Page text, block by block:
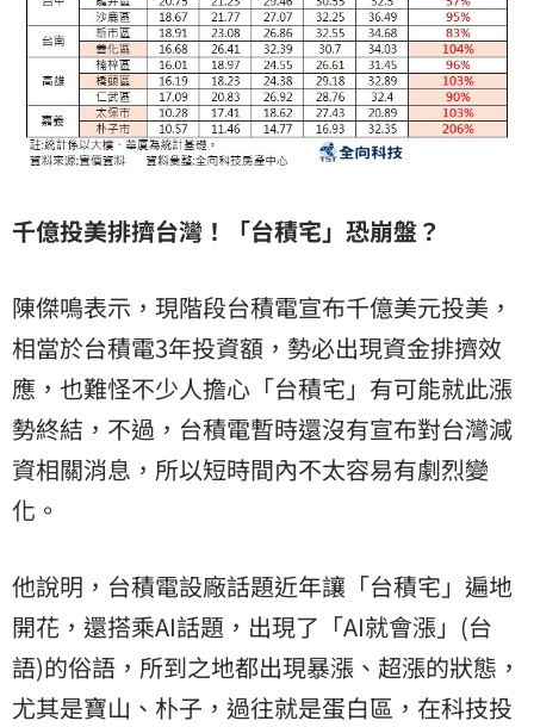
千億投美排擠台灣！「台積宅」恐崩盤？
陳傑鳴表示，現階段台積電宣布千億美元投美，
相當於台積電3年投資額，勢必出現資金排擠效
應，也難怪不少人擔心「台積宅」有可能就此漲
勢終結，不過，台積電暫時還沒有宣布對台灣減
資相關消息，所以短時間內不太容易有劇烈變
化。
他說明，台積電設廠話題近年讓「台積宅」遍地
開花，還搭乘AI話題，出現了「AI就會漲」(台
語)的俗語，所到之地都出現暴漲、超漲的狀態，
尤其是寶山、朴子，過往就是蛋白區，在科技投